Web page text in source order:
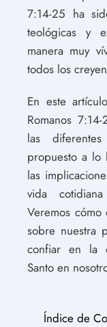
7:14-25 ha
teológicas y
manera muy
todos los
En este
Romanos
las
propuesto a
las
vida
Veremos
sobre nuestra
confiar en la
Santo en
Índice de